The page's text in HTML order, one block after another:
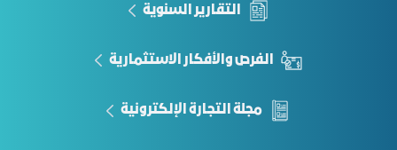
التقارير السنوية
الفرص والأفكار الاستثمارية
مجلة التجارة الإلكترونية